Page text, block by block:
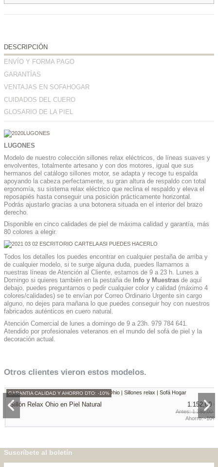
DESCRIPCIÓN
ENVÍO Y FORMA PAGO
GARANTÍAS
VENTAJAS EN SOFAHOGAR
CUIDADOS DEL CUERO
GLOSARIO DE LA PIEL
LUGONES
Modelo de nuestro colección sillones relax eléctricos, de líneas suaves y
envolventes, totalmente artesano y con dos motores, igual que sus
hermanos del catálogo sillones motor, se adapta y recoge tu espalda
apoyando la cabeza perfectamente, su gran altura de respaldo con total
ergonomía,su sistema relax eléctrico que reclina el respaldo y eleva el
reposapiés hasta conseguir una posición prácticamente horizontal.
Podrás ajustarlo gracias a una botonera situada en el interior del brazo
derecho.
Disponible en cinco calidades de piel de máxima calidad y garantía, más
80 colores a elegir.
Todos los detalles los puedes encontrar en cualquier pestaña de arriba y
de cualquier modelo, si te surge alguna duda, puedes llamarnos a
nuestras líneas de Atención al Cliente, estamos de 9 a 23 h. Lunes a
Domingo si quieres también en la pestaña de Info y Muestrasde aquí
debajo, puedes preguntarnos o pedir cualquier color y calidad (máximo 4
colores/calidades) se te envían por Correo Ordinario Urgente sin cargo
alguno, no dejes para mañana lo que puedes conseguir hoy con nuestros
fabricados auténticos en cuero natural.
Atención Comercial de lunes a domingo de 9 a 23h. 979 784 641.
Atendido por profesionales veteranos en el mundo del sofá de piel y la
decoración actual.
Otros clientes vieron estos modelos.
GARANTIA CALIDAD Y AHORRO DTO: -10%
Sillón Relax Ohio en Piel Natural 1.152,00 €
1.280,00 €
Ahorro:-10%
Natural Genuina - Modelo SANTORINI
CENTRAL
VALSAIN
SATA
MUNICH
Suscríbete al boletín